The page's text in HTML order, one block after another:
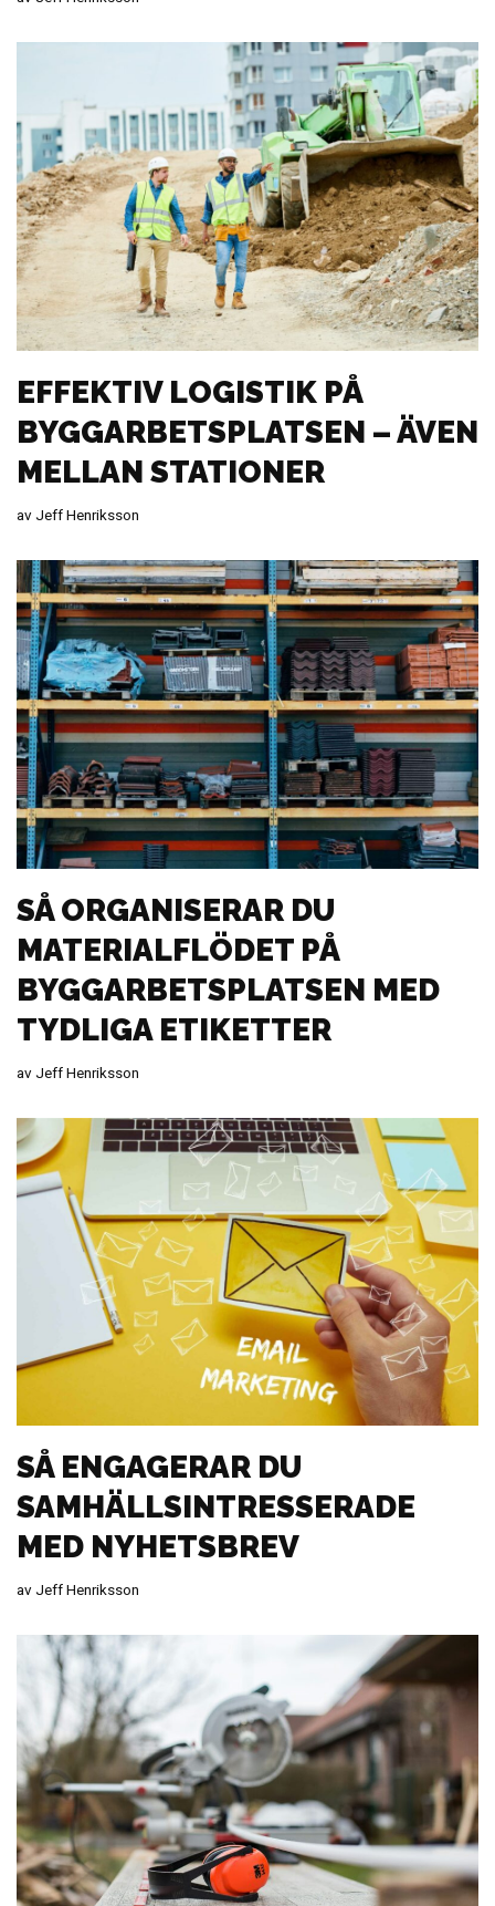
EFFEKTIV LOGISTIK PÅ
BYGGARBETSPLATSEN – ÄVEN
MELLAN STATIONER
avJeff Henriksson
SÅ ORGANISERAR DU
MATERIALFLÖDET PÅ
BYGGARBETSPLATSEN MED
TYDLIGA ETIKETTER
avJeff Henriksson
SÅ ENGAGERAR DU
SAMHÄLLSINTRESSERADE
MED NYHETSBREV
avJeff Henriksson